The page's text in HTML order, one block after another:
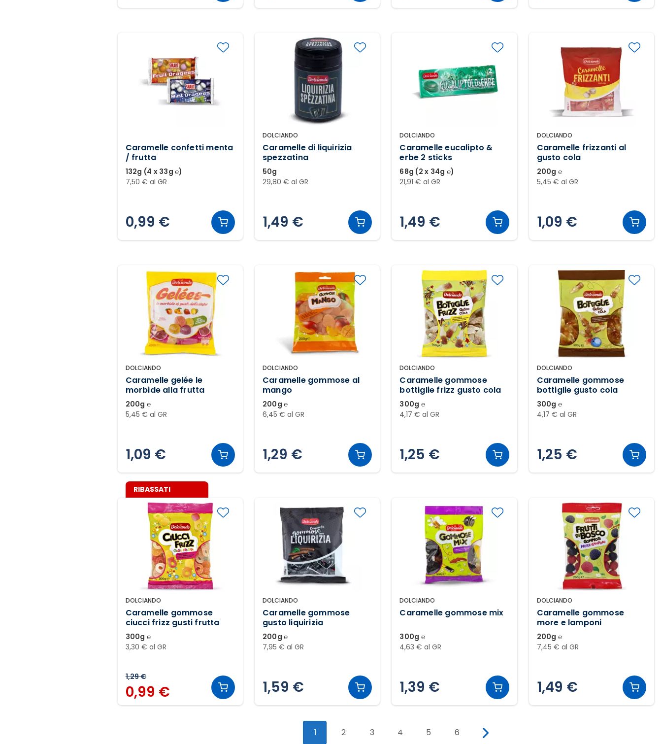
Caramelle confetti menta
/ frutta
132g (4 x 33g ℮)
7,50 € al GR
0,99 €
DOLCIANDO
Caramelle di liquirizia
spezzatina
50g
29,80 € al GR
1,49 €
DOLCIANDO
Caramelle eucalipto &
erbe 2 sticks
68g (2 x 34g ℮)
21,91 € al GR
1,49 €
DOLCIANDO
Caramelle frizzanti al
gusto cola
200g ℮
5,45 € al GR
1,09 €
DOLCIANDO
Caramelle gelée le
morbide alla frutta
200g ℮
5,45 € al GR
1,09 €
DOLCIANDO
Caramelle gommose al
mango
200g ℮
6,45 € al GR
1,29 €
DOLCIANDO
Caramelle gommose
bottiglie frizz gusto cola
300g ℮
4,17 € al GR
1,25 €
DOLCIANDO
Caramelle gommose
bottiglie gusto cola
300g ℮
4,17 € al GR
1,25 €
DOLCIANDO
Caramelle gommose
ciucci frizz gusti frutta
300g ℮
3,30 € al GR
RIBASSATI
1,29 €
0,99 €
DOLCIANDO
Caramelle gommose
gusto liquirizia
200g ℮
7,95 € al GR
1,59 €
DOLCIANDO
Caramelle gommose mix
300g ℮
4,63 € al GR
1,39 €
DOLCIANDO
Caramelle gommose
more e lamponi
200g ℮
7,45 € al GR
1,49 €
1 2 3 4 5 6